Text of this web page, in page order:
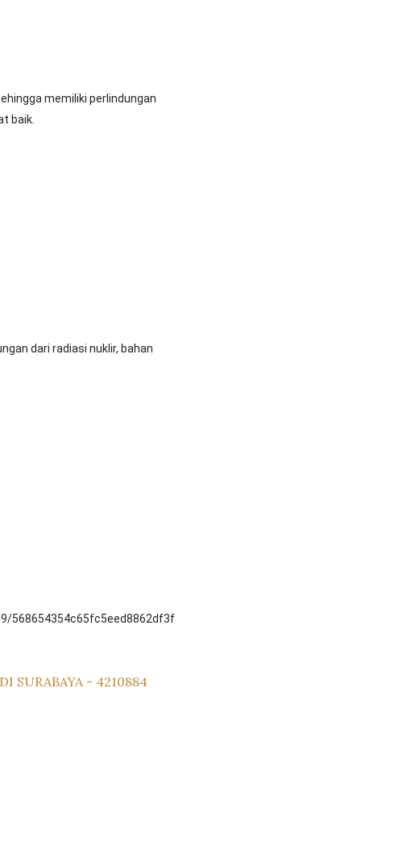
memiliki perlindungan
baik.
dari radiasi nuklir, bahan
568654354c65fc5eed8862df3f
SURABAYA - 4210884